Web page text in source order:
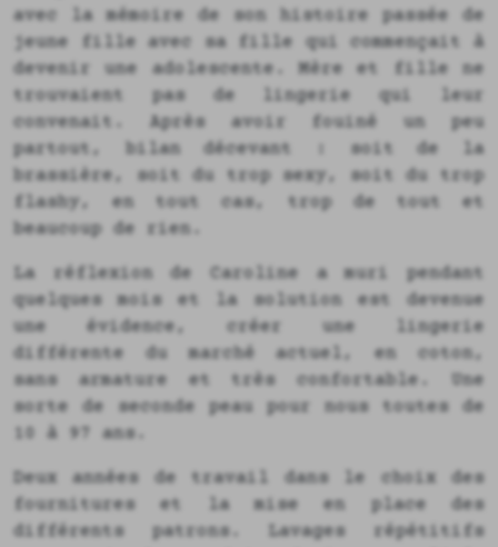
avec la mémoire de son histoire passée de
jeune fille avec sa fille qui commençait à
devenir une adolescente. Mère et fille ne
trouvaient pas de lingerie qui leur
convenait. Après avoir fouiné un peu
partout, bilan décevant : soit de la
brassière, soit du trop sexy, soit du trop
flashy, en tout cas, trop de tout et
beaucoup de rien.
La réflexion de Caroline a muri pendant
quelques mois et la solution est devenue
une évidence, créer une lingerie
différente du marché actuel, en coton,
sans armature et très confortable. Une
sorte de seconde peau pour nous toutes de
10 à 97 ans.
Deux années de travail dans le choix des
fournitures et la mise en place des
différents patrons. Lavages répétitifs